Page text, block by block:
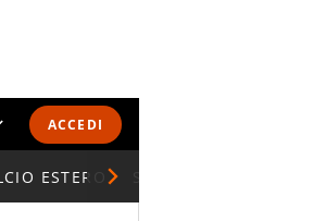
ACCEDI
E CLASSIFICHE
ESTERO